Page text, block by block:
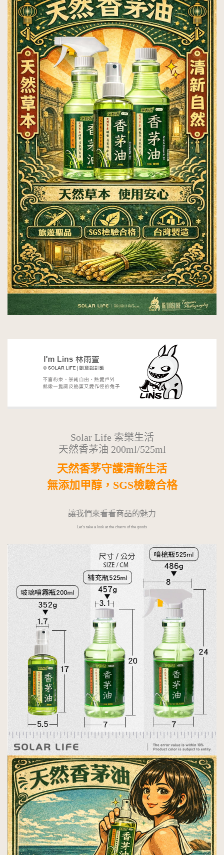
Solar Life 索樂生活
天然香茅油 200ml/525ml
天然香茅守護清新生活
無添加甲醇，SGS檢驗合格
讓我們來看看商品的魅力
Let's take a look at the charm of the goods